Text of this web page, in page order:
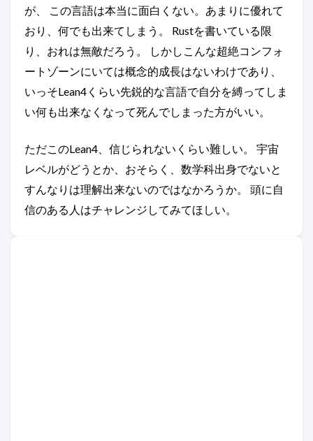
が、 この言語は本当に面白くない。あまりに優れて
おり、何でも出来てしまう。 Rustを書いている限
り、おれは無敵だろう。 しかしこんな超絶コンフォ
ートゾーンにいては概念的成長はないわけであり、
いっそLean4くらい先鋭的な言語で自分を縛ってしま
い何も出来なくなって死んでしまった方がいい。
ただこのLean4、信じられないくらい難しい。 宇宙
レベルがどうとか、おそらく、数学科出身でないと
すんなりは理解出来ないのではなかろうか。 頭に自
信のある人はチャレンジしてみてほしい。